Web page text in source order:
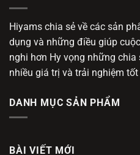
Hiyams chia sẻ về các sản
dụng và những điều giúp
nghi hơn Hy vọng những
nhiều giá trị và trải nghiệm
DANH MỤC SẢN PHẨM
BÀI VIẾT MỚI